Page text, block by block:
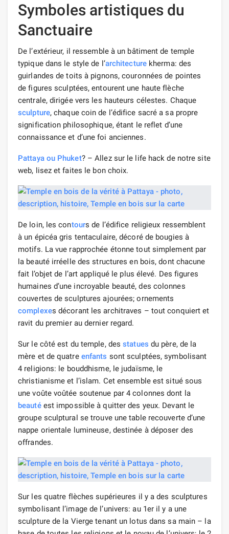
Symboles artistiques du
Sanctuaire
De l’extérieur, il ressemble à un bâtiment de temple
typique dans le style de l’architecturekherma: des
guirlandes de toits à pignons, couronnées de pointes
de figures sculptées, entourent une haute flèche
centrale, dirigée vers les hauteurs célestes. Chaque
sculpture, chaque coin de l’édifice sacré a sa propre
signification philosophique, étant le reflet d’une
connaissance et d’une foi anciennes.
Pattaya ou Phuket? – Allez sur le life hack de notre site
web, lisez et faites le bon choix.
De loin, les contours de l’édifice religieux ressemblent
à un épicéa gris tentaculaire, décoré de bougies à
motifs. La vue rapprochée étonne tout simplement par
la beauté irréelle des structures en bois, dont chacune
fait l’objet de l’art appliqué le plus élevé. Des figures
humaines d’une incroyable beauté, des colonnes
couvertes de sculptures ajourées; ornements
complexes décorant les architraves – tout conquiert et
ravit du premier au dernier regard.
Sur le côté est du temple, desstatues du père, de la
mère et de quatre enfants sont sculptées, symbolisant
4 religions: le bouddhisme, le judaïsme, le
christianisme et l’islam. Cet ensemble est situé sous
une voûte voûtée soutenue par 4 colonnes dont la
beautéest impossible à quitter des yeux. Devant le
groupe sculptural se trouve une table recouverte d’une
nappe orientale lumineuse, destinée à déposer des
offrandes.
Sur les quatre flèches supérieures il y a des sculptures
symbolisant l’image de l’univers: au 1er il y a une
sculpture de la Vierge tenant un lotus dans sa main – la